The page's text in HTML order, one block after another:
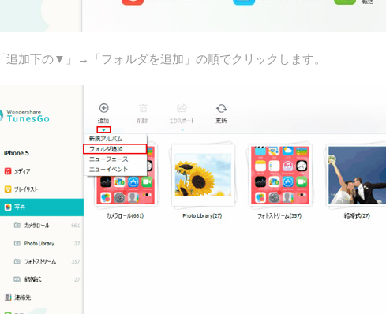
追加下の▼」→「フォルダを追加」の順でクリックします。